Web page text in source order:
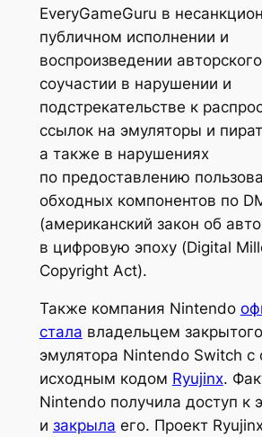
EveryGameGuru в
публичном исполнении и
воспроизведении
соучастии в нарушении и
подстрекательстве к
ссылок на эмуляторы и
а также в нарушениях
по предоставлению
обходных компонентов по
(американский закон об
в цифровую эпоху (Digital
Copyright Act).
Также компания Nintendo
стала владельцем
эмулятора Nintendo Switch
исходным кодом Ryujinx.
Nintendo получила доступ к
и закрыла его. Проект